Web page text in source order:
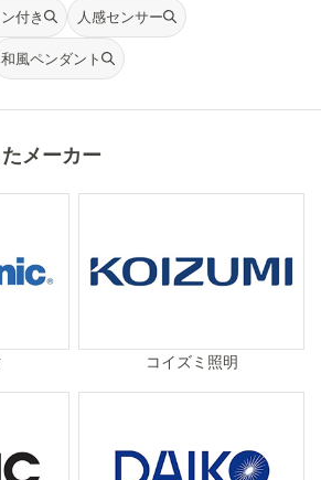
付き 人感センサー
和風ペンダント
メーカー
コイズミ照明